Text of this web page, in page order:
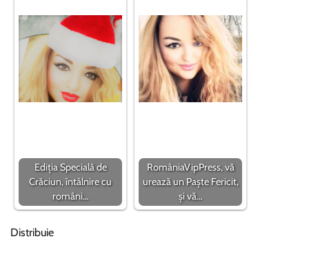
Ediția Specială de
Crăciun, întâlnire cu
români…
RomâniaVipPress, vă
urează un Paște Fericit,
și vă…
Distribuie